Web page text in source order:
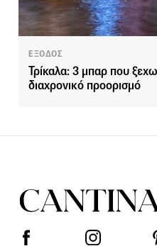
ΕΞΟΔΟΣ
Τρίκαλα: 3 μπαρ που
διαχρονικό προορισμό